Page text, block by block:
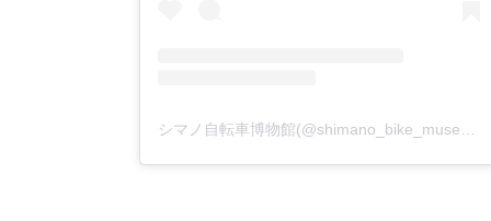
シマノ自転車博物館(@shimano_bike_muse)がシェアした投稿